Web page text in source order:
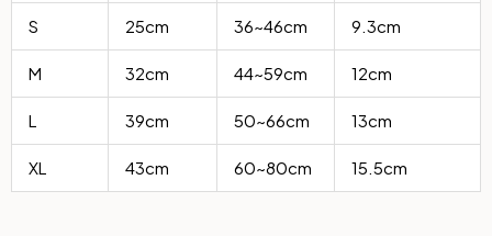
S 25cm 36~46cm 9.3cm
M 32cm 44~59cm 12cm
L 39cm 50~66cm 13cm
XL 43cm 60~80cm 15.5cm